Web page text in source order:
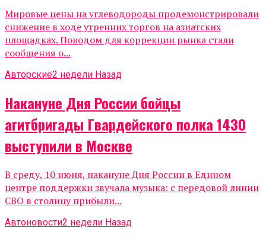
Мировые цены на углеводороды продемонстрировали
снижение в ходе утренних торгов на азиатских
площадках. Поводом для коррекции рынка стали
сообщения о...
Авторские2 недели Назад
Накануне Дня России бойцы
агитбригады Гвардейского полка 1430
выступили в Москве
В среду, 10 июня, накануне Дня России в Едином
центре поддержки звучала музыка: с передовой линии
СВО в столицу прибыли...
Автоновости2 недели Назад